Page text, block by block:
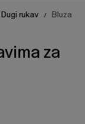
Dugi rukav /
Bluza
za